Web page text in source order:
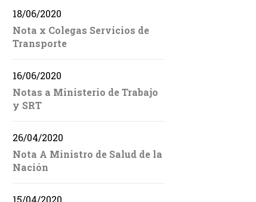
18/06/2020
Nota x Colegas Servicios de
Transporte
16/06/2020
Notas a Ministerio de Trabajo
y SRT
26/04/2020
Nota A Ministro de Salud de la
Nación
15/04/2020